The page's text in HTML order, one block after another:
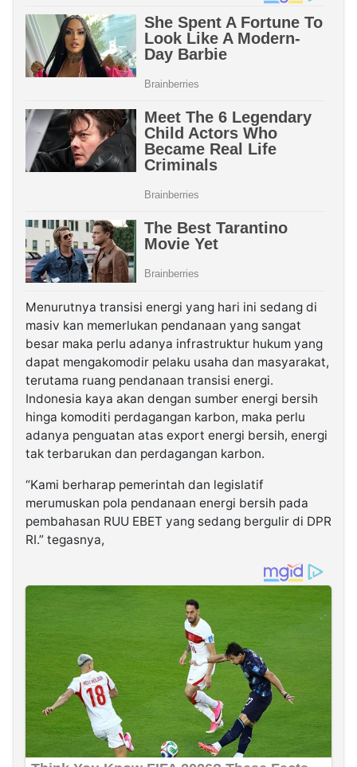
Menurutnya transisi energi yang hari ini sedang di
masiv kan memerlukan pendanaan yang sangat
besar maka perlu adanya infrastruktur hukum yang
dapat mengakomodir pelaku usaha dan masyarakat,
terutama ruang pendanaan transisi energi.
Indonesia kaya akan dengan sumber energi bersih
hinga komoditi perdagangan karbon, maka perlu
adanya penguatan atas export energi bersih, energi
tak terbarukan dan perdagangan karbon.
“Kami berharap pemerintah dan legislatif
merumuskan pola pendanaan energi bersih pada
pembahasan RUU EBET yang sedang bergulir di DPR
RI.” tegasnya,